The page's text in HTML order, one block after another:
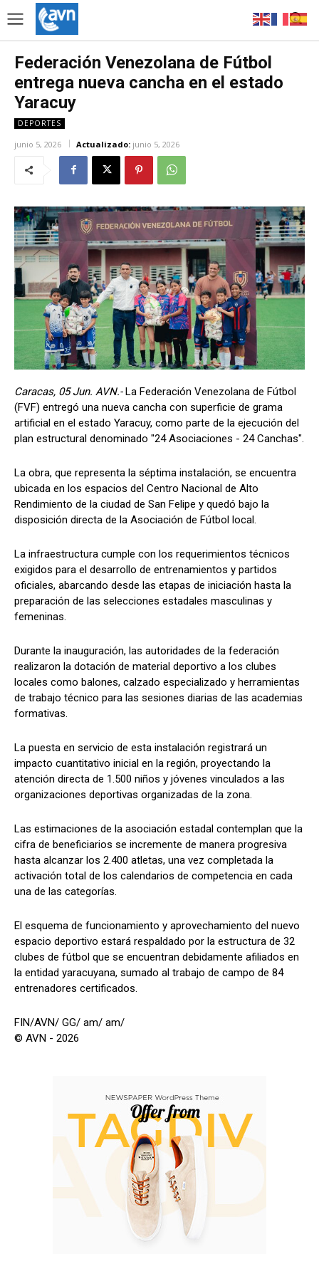
Federación Venezolana de Fútbol
entrega nueva cancha en el estado
Yaracuy
DEPORTES
junio 5, 2026 Actualizado: junio 5, 2026
Caracas, 05 Jun. AVN.- La Federación Venezolana de Fútbol
(FVF) entregó una nueva cancha con superficie de grama
artificial en el estado Yaracuy, como parte de la ejecución del
plan estructural denominado "24 Asociaciones - 24 Canchas".
La obra, que representa la séptima instalación, se encuentra
ubicada en los espacios del Centro Nacional de Alto
Rendimiento de la ciudad de San Felipe y quedó bajo la
disposición directa de la Asociación de Fútbol local.
La infraestructura cumple con los requerimientos técnicos
exigidos para el desarrollo de entrenamientos y partidos
oficiales, abarcando desde las etapas de iniciación hasta la
preparación de las selecciones estadales masculinas y
femeninas.
Durante la inauguración, las autoridades de la federación
realizaron la dotación de material deportivo a los clubes
locales como balones, calzado especializado y herramientas
de trabajo técnico para las sesiones diarias de las academias
formativas.
La puesta en servicio de esta instalación registrará un
impacto cuantitativo inicial en la región, proyectando la
atención directa de 1.500 niños y jóvenes vinculados a las
organizaciones deportivas organizadas de la zona.
Las estimaciones de la asociación estadal contemplan que la
cifra de beneficiarios se incremente de manera progresiva
hasta alcanzar los 2.400 atletas, una vez completada la
activación total de los calendarios de competencia en cada
una de las categorías.
El esquema de funcionamiento y aprovechamiento del nuevo
espacio deportivo estará respaldado por la estructura de 32
clubes de fútbol que se encuentran debidamente afiliados en
la entidad yaracuyana, sumado al trabajo de campo de 84
entrenadores certificados.
FIN/AVN/ GG/ am/ am/
© AVN - 2026